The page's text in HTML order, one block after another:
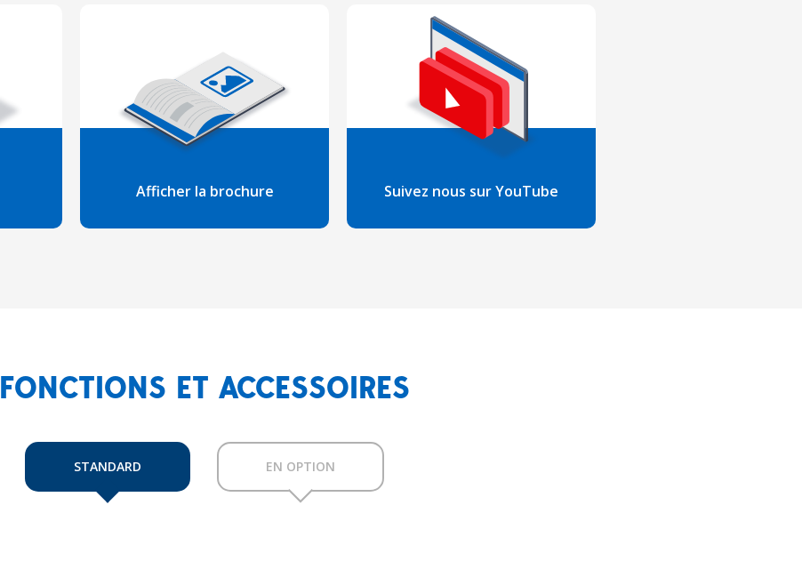
Suivez nous sur YouTube
Afficher la brochure
FONCTIONS ET ACCESSOIRES
STANDARD EN OPTION